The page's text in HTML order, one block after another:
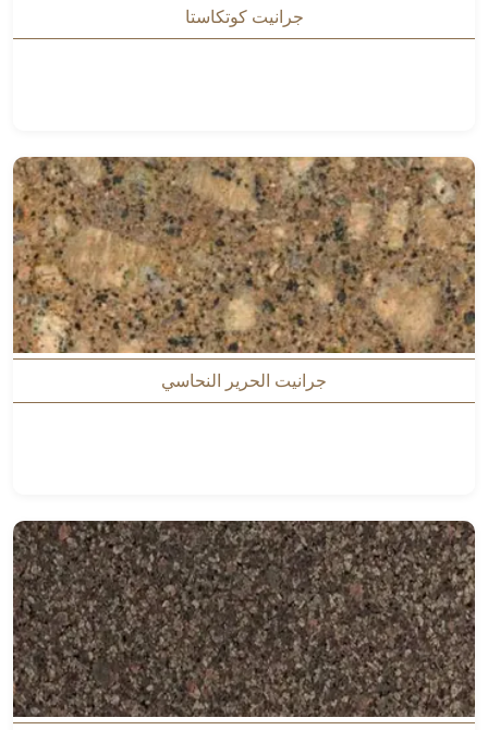
جرانيت كوتكاستا
جرانيت الحرير النحاسي